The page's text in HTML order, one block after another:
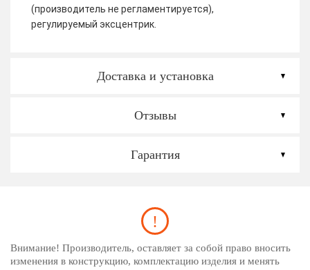
(производитель не регламентируется),
регулируемый эксцентрик.
Доставка и установка
Отзывы
Гарантия
Внимание! Производитель, оставляет за собой право вносить
изменения в конструкцию, комплектацию изделия и менять